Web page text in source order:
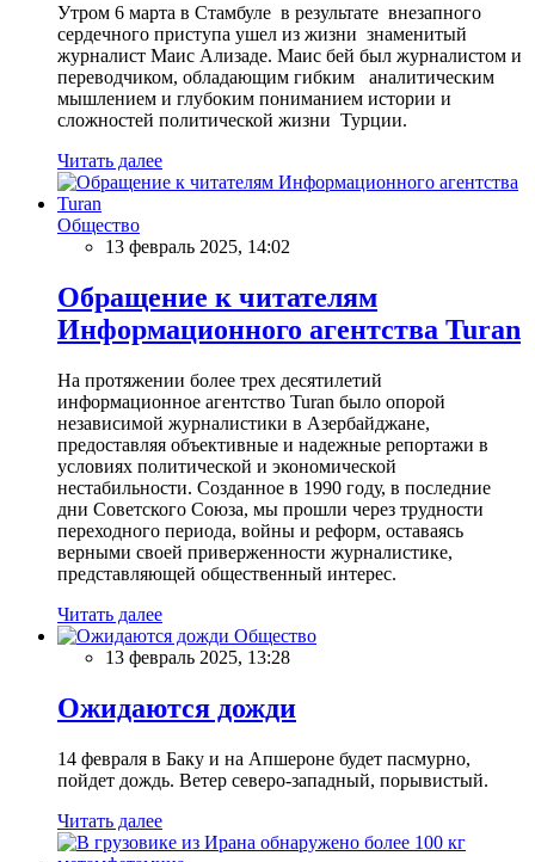
Утром 6 марта в Стамбуле в результате внезапного
сердечного приступа ушел из жизни знаменитый
журналист Маис Ализаде. Маис бей был журналистом и
переводчиком, обладающим гибким аналитическим
мышлением и глубоким пониманием истории и
сложностей политической жизни Турции.
Читать далее
Общество
13 февраль 2025, 14:02
Обращение к читателям
Информационного агентства Turan
На протяжении более трех десятилетий
информационное агентство Turan было опорой
независимой журналистики в Азербайджане,
предоставляя объективные и надежные репортажи в
условиях политической и экономической
нестабильности. Созданное в 1990 году, в последние
дни Советского Союза, мы прошли через трудности
переходного периода, войны и реформ, оставаясь
верными своей приверженности журналистике,
представляющей общественный интерес.
Читать далее
Общество
13 февраль 2025, 13:28
Ожидаются дожди
14 февраля в Баку и на Апшероне будет пасмурно,
пойдет дождь. Ветер северо-западный, порывистый.
Читать далее